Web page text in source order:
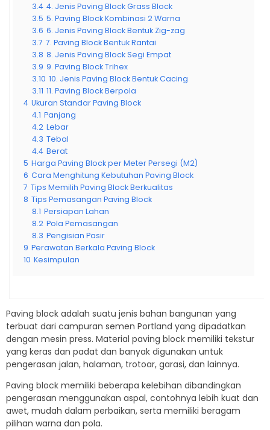
3.4 4. Jenis Paving Block Grass Block
3.5 5. Paving Block Kombinasi 2 Warna
3.6 6. Jenis Paving Block Bentuk Zig-zag
3.7 7. Paving Block Bentuk Rantai
3.8 8. Jenis Paving Block Segi Empat
3.9 9. Paving Block Trihex
3.10 10. Jenis Paving Block Bentuk Cacing
3.11 11. Paving Block Berpola
4 Ukuran Standar Paving Block
4.1 Panjang
4.2 Lebar
4.3 Tebal
4.4 Berat
5 Harga Paving Block per Meter Persegi (M2)
6 Cara Menghitung Kebutuhan Paving Block
7 Tips Memilih Paving Block Berkualitas
8 Tips Pemasangan Paving Block
8.1 Persiapan Lahan
8.2 Pola Pemasangan
8.3 Pengisian Pasir
9 Perawatan Berkala Paving Block
10 Kesimpulan
Paving block adalah suatu jenis bahan bangunan yang
terbuat dari campuran semen Portland yang dipadatkan
dengan mesin press. Material paving block memiliki tekstur
yang keras dan padat dan banyak digunakan untuk
pengerasan jalan, halaman, trotoar, garasi, dan lainnya.
Paving block memiliki beberapa kelebihan dibandingkan
pengerasan menggunakan aspal, contohnya lebih kuat dan
awet, mudah dalam perbaikan, serta memiliki beragam
pilihan warna dan pola.